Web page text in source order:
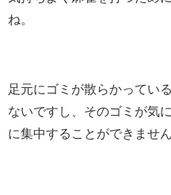
ね。
足元にゴミが散らかってい
ないですし、そのゴミが気
に集中することができません